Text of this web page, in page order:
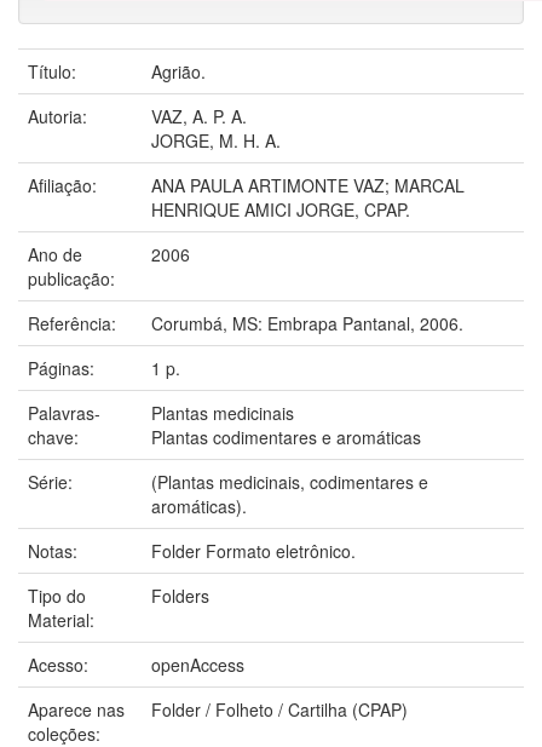
Título:
Agrião.
Autoria:
VAZ, A. P. A.
JORGE, M. H. A.
Afiliação:
ANA PAULA ARTIMONTE VAZ; MARCAL
HENRIQUE AMICI JORGE, CPAP.
Ano de
publicação:
2006
Referência:
Corumbá, MS: Embrapa Pantanal, 2006.
Páginas:
1 p.
Palavras-
chave:
Plantas medicinais
Plantas codimentares e aromáticas
Série:
(Plantas medicinais, codimentares e
aromáticas).
Notas:
Folder Formato eletrônico.
Tipo do
Material:
Folders
Acesso:
openAccess
Aparece nas
coleções:
Folder / Folheto / Cartilha (CPAP)